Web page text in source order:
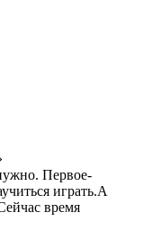
Первое-
играть.А
время